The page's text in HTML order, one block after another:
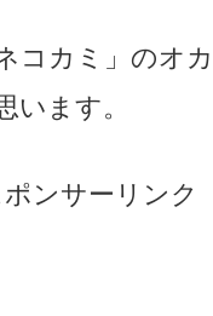
コカミ」のオ
ます。
ポンサーリンク